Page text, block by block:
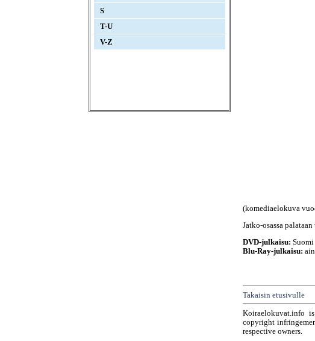
S
T-U
V-Z
(komediaelokuva
Jatko-osassa
DVD-julkaisu: Suomi
Blu-Ray-julkaisu:
Takaisin etusivulle
Koiraelokuvat.info
copyright
respective owners.